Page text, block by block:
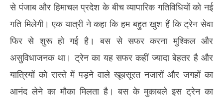
से पंजाब और हिमाचल प्रदेश के बीच व्यापारिक गतिविधियों को नई
गति मिलेगी। एक यात्री ने कहा कि हम बहुत खुश हैं कि ट्रेन सेवा
फिर से शुरू हो गई है। बस से सफर करना मुश्किल और
असुविधाजनक था। ट्रेन का यह सफर कहीं ज्यादा बेहतर है और
यात्रियों को रास्ते में पड़ने वाले खूबसूरत नजारों और जगहों का
आनंद लेने का मौका मिलता है। बस के मुकाबले इस ट्रेन का